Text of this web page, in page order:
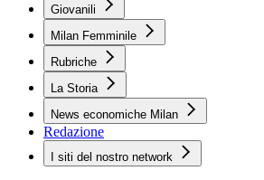
Giovanili
Milan Femminile
Rubriche
La Storia
News economiche Milan
Redazione
I siti del nostro network